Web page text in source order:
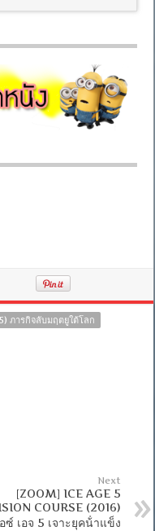
ภารกิจลับมฤตยูใต้โลก
Next
[ZOOM] ICE AGE 5
COURSE (2016)
ซ์ เอจ 5 เจาะยุคน้ําแข็ง